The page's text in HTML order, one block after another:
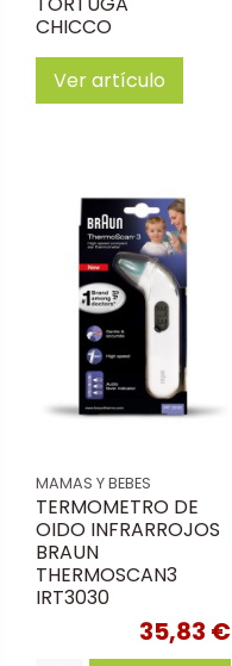
CHICCO
Ver artículo
MAMAS Y BEBES
TERMOMETRO DE
OIDO INFRARROJOS
BRAUN
THERMOSCAN3
IRT3030
35,83 €